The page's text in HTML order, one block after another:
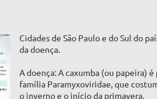
Cidades de São Paulo e do Sul do
da doença.
A doença: A caxumba (ou papeira)
família Paramyxoviridae, que
o inverno e o início da primavera.